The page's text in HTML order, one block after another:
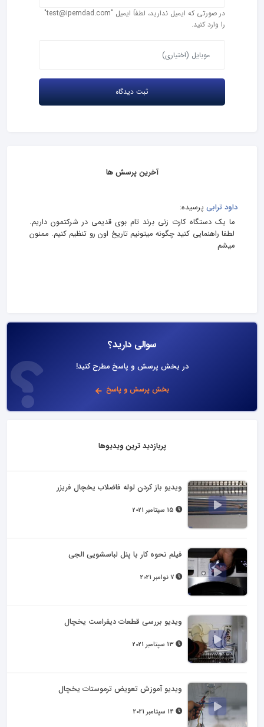
در صورتی که ایمیل ندارید، لطفاً ایمیل "test@ipemdad.com"
را وارد کنید.
آخرین پرسش ها
داود ترابی پرسیده:
ما یک دستگاه کارت زنی برند تام بوی قدیمی در شرکتمون داریم.
لطفا راهنمایی کنید چگونه میتونیم تاریخ اون رو تنظیم کنیم. ممنون
میشم
سوالی دارید؟
در بخش پرسش و پاسخ مطرح کنید!
بخش پرسش و پاسخ
پربازدید ترین ویدیوها
ویدیو باز کردن لوله فاضلاب یخچال فریزر
فیلم نحوه کار با پنل لباسشویی الجی
ویدیو بررسی قطعات دیفراست یخچال
ویدیو آموزش تعویض ترموستات یخچال